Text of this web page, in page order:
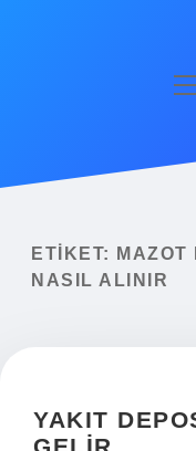
Yasal Uyarı
ETIKET:
MAZOT
NASIL ALINIR
YAKIT